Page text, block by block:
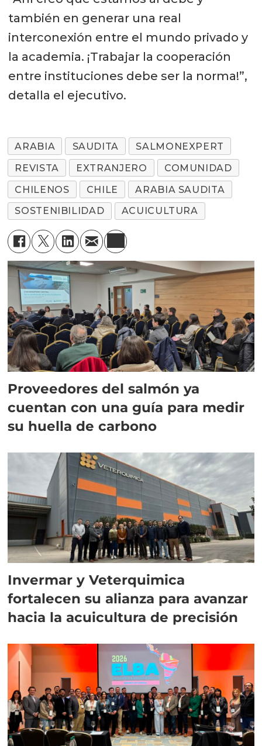
también en generar una real
interconexión entre el mundo privado y
la academia. ¡Trabajar la cooperación
entre instituciones debe ser la norma!”,
detalla el ejecutivo.
ARABIA SAUDITA
SALMONEXPERT
REVISTA
EXTRANJERO
COMUNIDAD
CHILENOS
CHILE
ARABIA SAUDITA
SOSTENIBILIDAD
ACUICULTURA
Proveedores del salmón ya
cuentan con una guía para medir
su huella de carbono
Invermar y Veterquimica
fortalecen su alianza para avanzar
hacia la acuicultura de precisión